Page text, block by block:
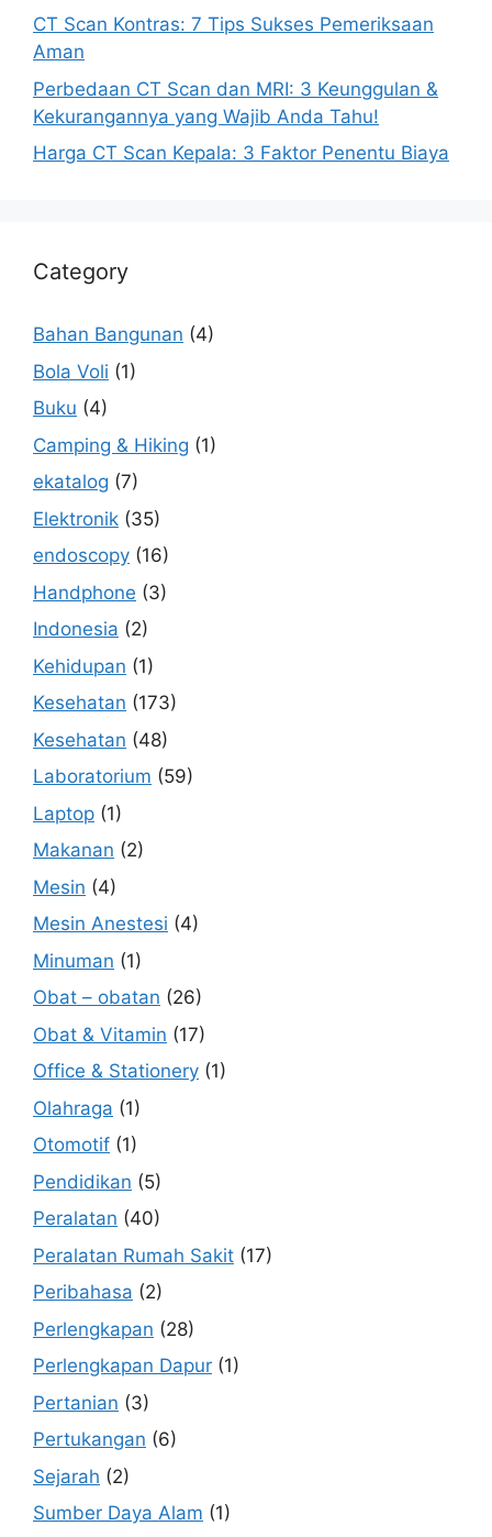
CT Scan Kontras: 7 Tips Sukses Pemeriksaan
Aman
Perbedaan CT Scan dan MRI: 3 Keunggulan &
Kekurangannya yang Wajib Anda Tahu!
Harga CT Scan Kepala: 3 Faktor Penentu Biaya
Category
Bahan Bangunan (4)
Bola Voli (1)
Buku (4)
Camping & Hiking (1)
ekatalog (7)
Elektronik (35)
endoscopy (16)
Handphone (3)
Indonesia (2)
Kehidupan (1)
Kesehatan (173)
Kesehatan (48)
Laboratorium (59)
Laptop (1)
Makanan (2)
Mesin (4)
Mesin Anestesi (4)
Minuman (1)
Obat – obatan (26)
Obat & Vitamin (17)
Office & Stationery (1)
Olahraga (1)
Otomotif (1)
Pendidikan (5)
Peralatan (40)
Peralatan Rumah Sakit (17)
Peribahasa (2)
Perlengkapan (28)
Perlengkapan Dapur (1)
Pertanian (3)
Pertukangan (6)
Sejarah (2)
Sumber Daya Alam (1)